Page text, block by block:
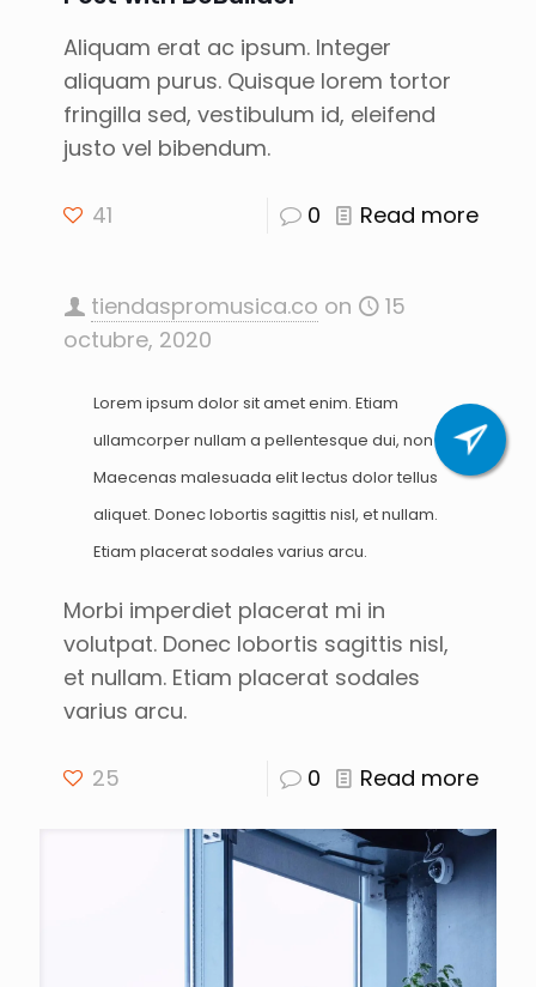
Aliquam erat ac ipsum. Integer
aliquam purus. Quisque lorem tortor
fringilla sed, vestibulum id, eleifend
justo vel bibendum.
41 0 Read more
tiendaspromusica.co on
15
octubre, 2020
Lorem ipsum dolor sit amet enim. Etiam
ullamcorper nullam a pellentesque dui, non felis.
Maecenas malesuada elit lectus dolor tellus
aliquet. Donec lobortis sagittis nisl, et nullam.
Etiam placerat sodales varius arcu.
Morbi imperdiet placerat mi in
volutpat. Donec lobortis sagittis nisl,
et nullam. Etiam placerat sodales
varius arcu.
25 0 Read more